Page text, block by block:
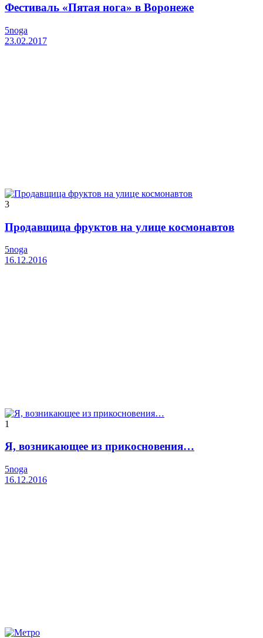
Фестиваль «Пятая нога» в Воронеже
5noga
23.02.2017
3
Продавщица фруктов на улице космонавтов
5noga
16.12.2016
1
Я, возникающее из прикосновения…
5noga
16.12.2016